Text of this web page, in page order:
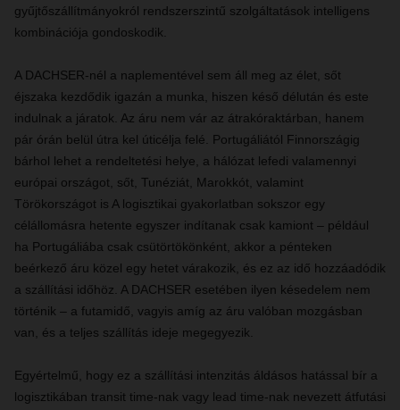
gyűjtőszállítmányokról rendszerszintű szolgáltatások intelligens
kombinációja gondoskodik.
A DACHSER-nél a naplementével sem áll meg az élet, sőt
éjszaka kezdődik igazán a munka, hiszen késő délután és este
indulnak a járatok. Az áru nem vár az átrakóraktárban, hanem
pár órán belül útra kel úticélja felé. Portugáliától Finnországig
bárhol lehet a rendeltetési helye, a hálózat lefedi valamennyi
európai országot, sőt, Tunéziát, Marokkót, valamint
Törökországot is A logisztikai gyakorlatban sokszor egy
célállomásra hetente egyszer indítanak csak kamiont – például
ha Portugáliába csak csütörtökönként, akkor a pénteken
beérkező áru közel egy hetet várakozik, és ez az idő hozzáadódik
a szállítási időhöz. A DACHSER esetében ilyen késedelem nem
történik – a futamidő, vagyis amíg az áru valóban mozgásban
van, és a teljes szállítás ideje megegyezik.
Egyértelmű, hogy ez a szállítási intenzitás áldásos hatással bír a
logisztikában transit time-nak vagy lead time-nak nevezett átfutási